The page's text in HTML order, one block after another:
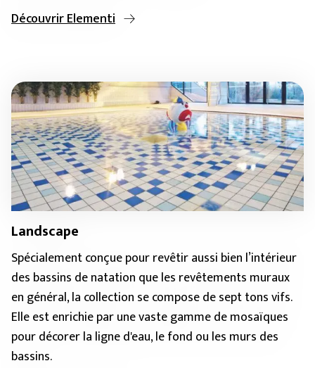
Découvrir Elementi
Landscape
Spécialement conçue pour revêtir aussi bien l’intérieur
des bassins de natation que les revêtements muraux
en général, la collection se compose de sept tons vifs.
Elle est enrichie par une vaste gamme de mosaïques
pour décorer la ligne d'eau, le fond ou les murs des
bassins.